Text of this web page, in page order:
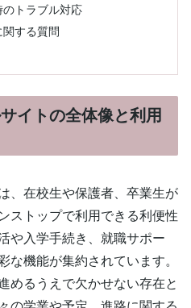
トラブル対応
する質問
イトの全体像と利用
、在校生や保護者、卒業生が
ストップで利用できる利便性
や入学手続き、就職サポー
な機能が集約されています。
めるうえで欠かせない存在と